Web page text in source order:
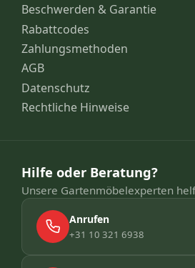
Beschwerden & Garantie
Rabattcodes
Zahlungsmethoden
AGB
Datenschutz
Rechtliche Hinweise
Hilfe oder Beratung?
Unsere Gartenmöbelexperten
Anrufen
+31 10 321 6938